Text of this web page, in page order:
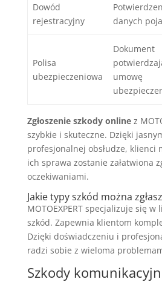
Dowód
rejestracyjny
danych
Polisa
ubezpieczeniowa
Dokument
umowę
Zgłoszenie szkody onlinez
szybkie i skuteczne. Dzięki
profesjonalnej obsłudze, klienci
ich sprawa zostanie załatwiona
oczekiwaniami.
Jakie typy szkód można
MOTOEXPERT specjalizuje się
szkód. Zapewnia klientom
Dzięki doświadczeniu i
radzi sobie z wieloma
Szkody